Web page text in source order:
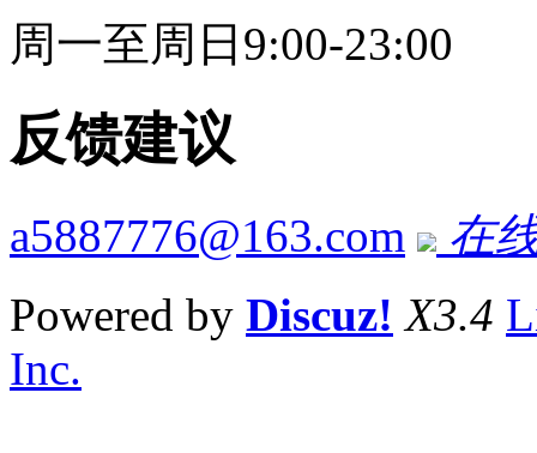
周一至周日9:00-23:00
反馈建议
a5887776@163.com
在
Powered by Discuz! X3.4
Inc.